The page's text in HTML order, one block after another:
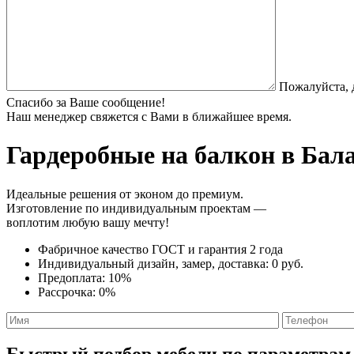
Пожалуйста,
Спасибо за Ваше сообщение!
Наш менеджер свяжется с Вами в ближайшее время.
Гардеробные на балкон в
Идеальные решения от эконом до премиум.
Изготовление по индивидуальным проектам —
воплотим любую вашу мечту!
Фабричное качество ГОСТ и гарантия 2 года
Индивидуальный дизайн, замер, доставка: 0 руб.
Предоплата: 10%
Рассрочка: 0%